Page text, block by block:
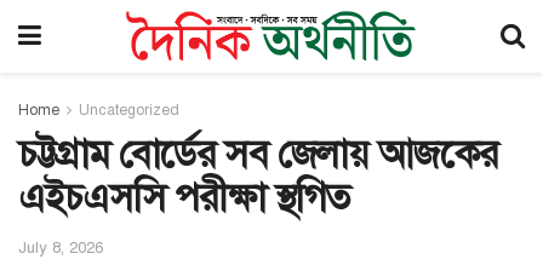
Home Uncategorized
চট্টগ্রাম বোর্ডের সব জেলায় আজকের
এইচএসসি পরীক্ষা স্থগিত
July 8, 2026